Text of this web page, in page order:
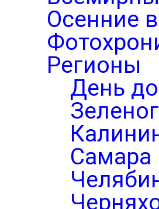
Осенние
Регионы
День
Самара